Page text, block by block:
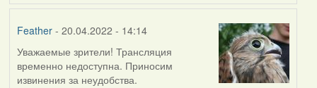
Feather- 20.04.2022 - 14:14
Уважаемые зрители! Трансляция
временно недоступна. Приносим
извинения за неудобства.